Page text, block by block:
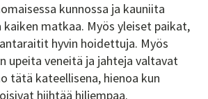
kunnossa ja kauniita
kaiken matkaa. Myös yleiset paikat,
hyvin hoidettuja. Myös
upeita veneitä ja jahteja valtavat
tätä kateellisena, hienoa kun
hiihtää hiljempaa.